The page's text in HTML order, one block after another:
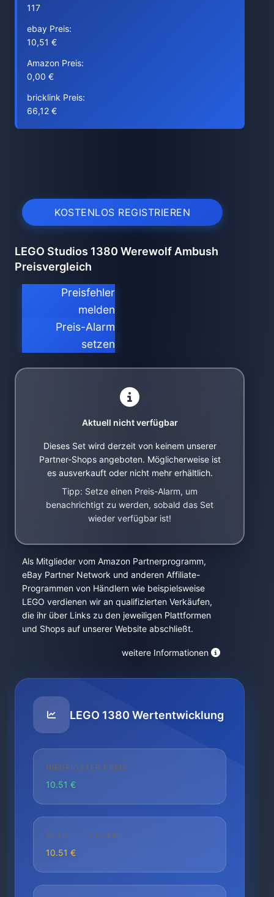
117
ebay Preis:
10,51 €
Amazon Preis:
0,00 €
bricklink Preis:
66,12 €
KOSTENLOS REGISTRIEREN
LEGO Studios 1380 Werewolf Ambush
Preisvergleich
Preisfehler
melden
Preis-Alarm
setzen
Aktuell nicht verfügbar
Dieses Set wird derzeit von keinem unserer
Partner-Shops angeboten. Möglicherweise ist
es ausverkauft oder nicht mehr erhältlich.
Tipp: Setze einen Preis-Alarm, um
benachrichtigt zu werden, sobald das Set
wieder verfügbar ist!
Als Mitglieder vom Amazon Partnerprogramm,
eBay Partner Network und anderen Affiliate-
Programmen von Händlern wie beispielsweise
LEGO verdienen wir an qualifizierten Verkäufen,
die ihr über Links zu den jeweiligen Plattformen
und Shops auf unserer Website abschließt.
weitere Informationen
LEGO 1380 Wertentwicklung
NIEDRIGSTER PREIS
10.51 €
AKTUELLER PREIS
10.51 €